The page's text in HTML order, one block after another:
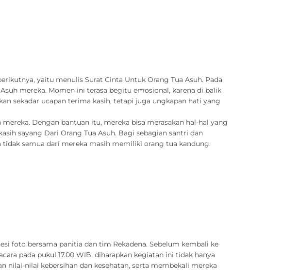
yaitu menulis Surat Cinta Untuk Orang Tua Asuh. Pada
mereka. Momen ini terasa begitu emosional, karena di balik
sekadar ucapan terima kasih, tetapi juga ungkapan hati yang
Dengan bantuan itu, mereka bisa merasakan hal-hal yang
sayang Dari Orang Tua Asuh. Bagi sebagian santri dan
semua dari mereka masih memiliki orang tua kandung.
foto bersama panitia dan tim Rekadena. Sebelum kembali ke
pada pukul 17.00 WIB, diharapkan kegiatan ini tidak hanya
nilai kebersihan dan kesehatan, serta membekali mereka